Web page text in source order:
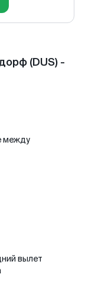
(DUS) -
между
вылет